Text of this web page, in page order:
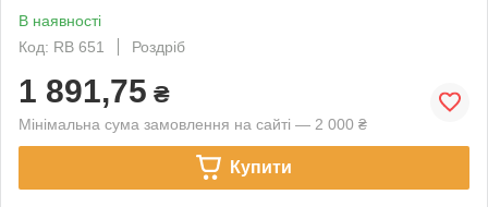
В наявності
Код: RB 651
Роздріб
1 891,75 ₴
Мінімальна сума замовлення на сайті — 2 000 ₴
Купити